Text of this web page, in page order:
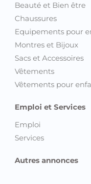
Beauté et Bien être
Chaussures
Equipements pour
Montres et Bijoux
Sacs et Accessoires
Vêtements
Vêtements pour
Emploi et Services
Emploi
Services
Autres annonces